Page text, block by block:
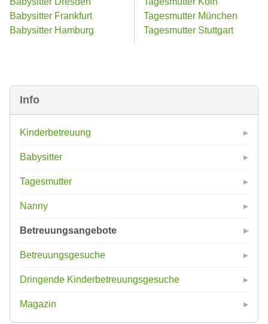
Info
Kinderbetreuung
Babysitter
Tagesmutter
Nanny
Betreuungsangebote
Betreuungsgesuche
Dringende Kinderbetreuungsgesuche
Magazin
Babysitter Frankfurt
Babysitter Hamburg
Tagesmutter München
Tagesmutter Stuttgart